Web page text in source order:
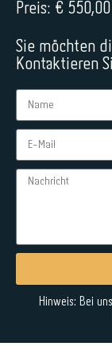
Preis: €
Sie möchten
Kontaktieren
Alternative:
Hinweis: Bei